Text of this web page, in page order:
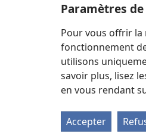
Paramètres
Pour vous offrir la
fonctionnement
utilisons
savoir plus, lisez
en vous rendant
Accepter
Copyright© 2026